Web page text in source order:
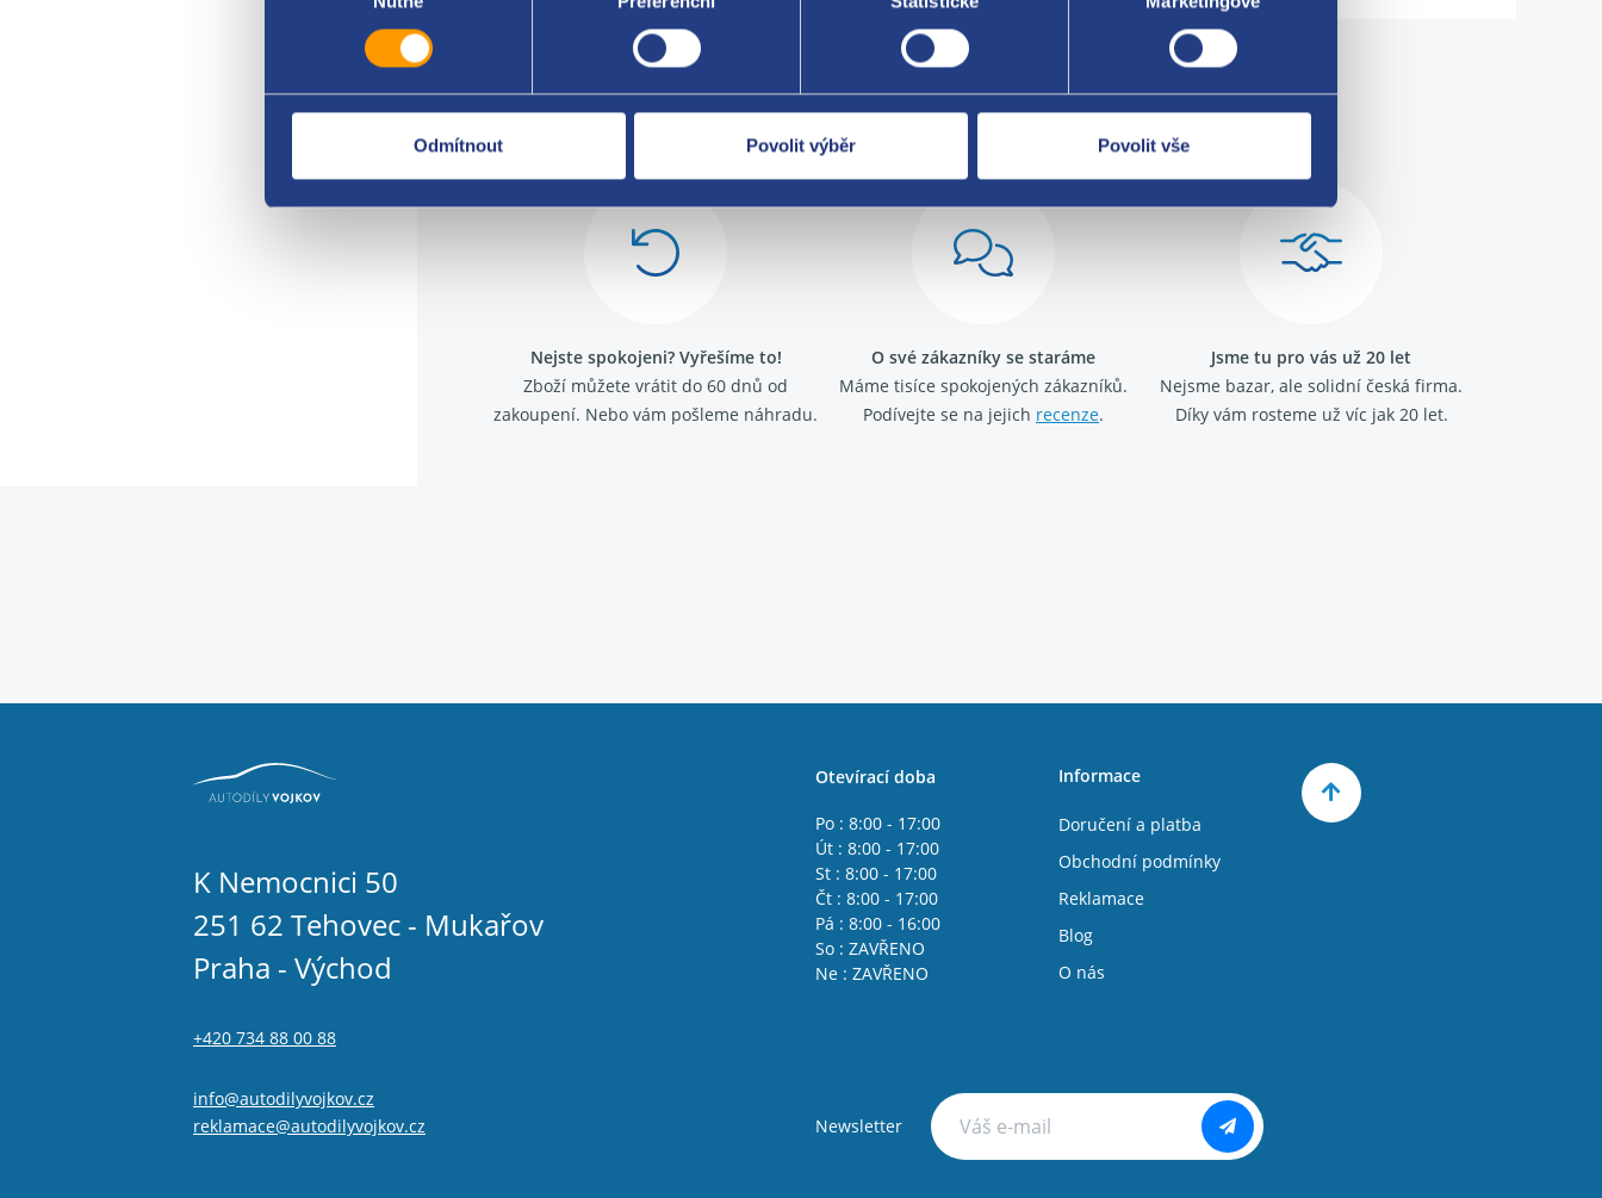
Odmítnout Povolit výběr Povolit vše
Za kvalitu ručíme!
Nejste spokojeni? Vyřešíme to!
Zboží můžete vrátit do 60 dnů od
zakoupení. Nebo vám pošleme náhradu.
O své zákazníky se staráme
Máme tisíce spokojených zákazníků.
Podívejte se na jejich recenze.
Jsme tu pro vás už 20 let
Nejsme bazar, ale solidní česká firma.
Díky vám rosteme už víc jak 20 let.
K Nemocnici 50
251 62 Tehovec - Mukařov
Praha - Východ
+420 734 88 00 88
info@autodilyvojkov.cz
reklamace@autodilyvojkov.cz
Otevírací doba
Po : 8:00 - 17:00
Út : 8:00 - 17:00
St : 8:00 - 17:00
Čt : 8:00 - 17:00
Pá : 8:00 - 16:00
So : ZAVŘENO
Ne : ZAVŘENO
Informace
Doručení a platba
Obchodní podmínky
Reklamace
Blog
O nás
Newsletter